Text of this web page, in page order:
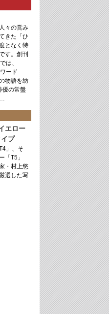
々の営み
きた「ひ
となく特
す。創刊
は、
ード
物語を紡
優の常盤
…
エロー
プ
」、そ
「T5」
・村上悠
選した写